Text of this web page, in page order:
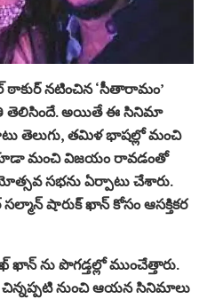
ఠాకుర్‌ నటించిన ‘సీతారామం’
తెలిసిందే. అయితే ఈ సినిమా
తెలుగు, తమిళ భాషల్లో మంచి
మంచి విజయం రావడంతో
సభను ఏర్పాటు చేశారు.
షారుక్ ఖాన్ కోసం ఆసక్తికర
ను పొగడ్తల్లో ముంచేత్తారు.
నుంచి ఆయన సినిమాలు